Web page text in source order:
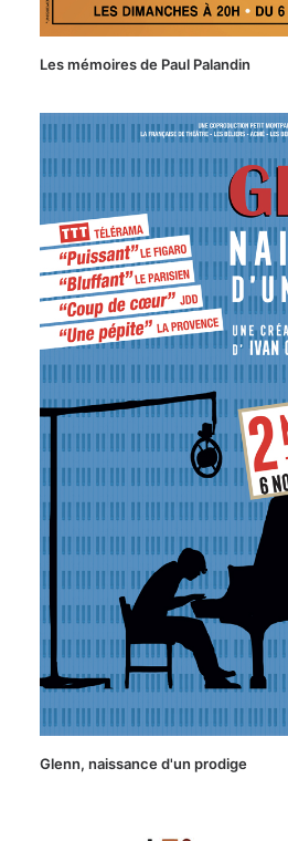
Les mémoires de Paul Palandin
Glenn, naissance d'un prodige